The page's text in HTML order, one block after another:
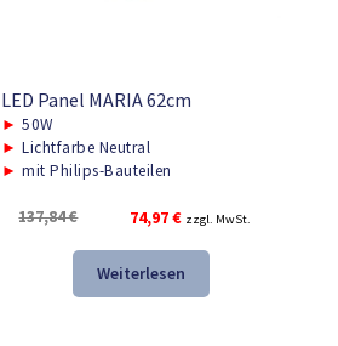
LED Panel MARIA 62cm
► 50W
► Lichtfarbe Neutral
► mit Philips-Bauteilen
137,84€
Ursprünglicher
war:
137,84 €
74,97€Aktueller
ist:
74,97 €.
zzgl. MwSt.
Weiterlesen